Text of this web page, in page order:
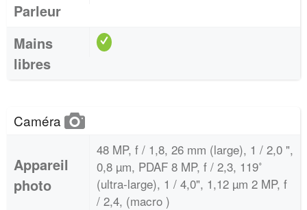
Parleur
Mains
libres
Caméra
Appareil
photo
48 MP, f / 1,8, 26 mm (large), 1 / 2,0 ",
0,8 µm, PDAF 8 MP, f / 2,3, 119˚
(ultra-large), 1 / 4,0", 1,12 µm 2 MP, f
/ 2,4, (macro )